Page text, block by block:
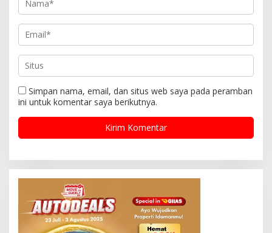
Simpan nama, email, dan situs web saya pada peramban
ini untuk komentar saya berikutnya.